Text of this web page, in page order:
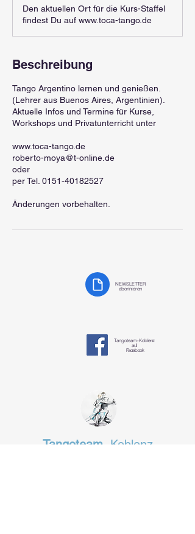
Den aktuellen Ort für die Kurs-Staffel
findest Du auf www.toca-tango.de
Beschreibung
Tango Argentino lernen und genießen.
(Lehrer aus Buenos Aires, Argentinien).
Aktuelle Infos und Termine für Kurse,
Workshops und Privatunterricht unter
www.toca-tango.de
roberto-moya@t-online.de
oder
per Tel. 0151-40182527
Änderungen vorbehalten.
NEWSLETTER
abonnieren
Tangoteam-Koblenz
auf
Facebook
TangoteamKoblenz